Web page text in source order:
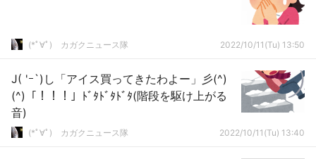
(*ﾟ∀ﾟ)ゞカガクニュース隊 2022/10/11(Tu) 13:50
J( 'ｰ`)し「アイス買ってきたわよー」彡(^)
(^)「！！！」ﾄﾞﾀﾄﾞﾀﾄﾞﾀ(階段を駆け上がる
音)
(*ﾟ∀ﾟ)ゞカガクニュース隊 2022/10/11(Tu) 13:40